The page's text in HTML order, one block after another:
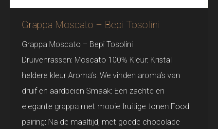
Grappa Moscato – Bepi Tosolini
Grappa Moscato – Bepi Tosolini
Druivenrassen: Moscato 100% Kleur: Kristal
heldere kleur Aroma’s: We vinden aroma’s van
druif en aardbeien Smaak: Een zachte en
elegante grappa met mooie fruitige tonen Food
pairing: Na de maaltijd, met goede chocolade